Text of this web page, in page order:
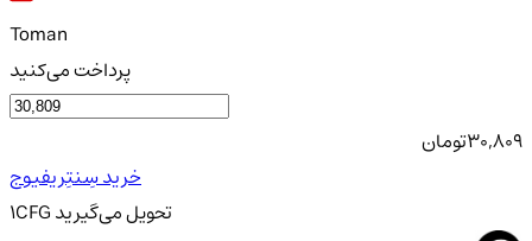
Toman
پرداخت می‌کنید
30,809تومان
خرید سِنتِریفیوج
1CFG تحویلمی‌گیرید